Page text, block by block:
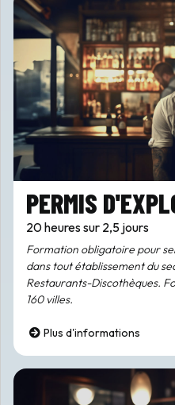
PERMIS
20 heures sur 2,5 jours
Formation obligatoire pour
dans tout établissement du
Restaurants-Discothèques.
160 villes.
Plus d'informations